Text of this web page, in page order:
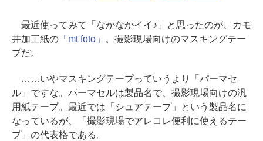
最近使ってみて「なかなかイイ♪」と思ったのが、カモ
井加工紙の「mt foto」 。撮影現場向けのマスキングテー
プだ。
……いやマスキングテープっていうより「パーマセ
ル」ですな。パーマセルは製品名で、撮影現場向けの汎
用紙テープ。最近では「シュアテープ」という製品名に
なっているが、「撮影現場でアレコレ便利に使えるテー
プ」の代表格である。